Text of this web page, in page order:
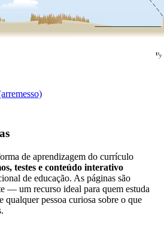
de aprendizagem do currículo
testes e conteúdo interativo
de educação. As páginas são
— um recurso ideal para quem estuda
qualquer pessoa curiosa sobre o que